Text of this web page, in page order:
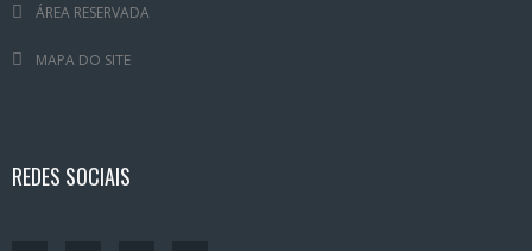
ÁREA RESERVADA
MAPA DO SITE
REDES SOCIAIS